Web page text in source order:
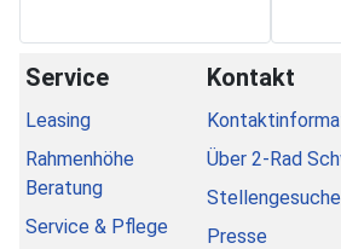
Service
Leasing
Rahmenhöhe
Beratung
Service & Pflege
Kontakt
Über 2-Rad
Stellengesuche
Presse